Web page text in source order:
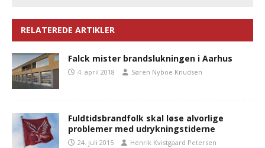
RELATEREDE ARTIKLER
Falck mister brandslukningen i Aarhus
4. april 2018 Søren Nyboe Knudsen
Fuldtidsbrandfolk skal løse alvorlige
problemer med udrykningstiderne
24. juli 2015 Henrik Kvistgaard Petersen